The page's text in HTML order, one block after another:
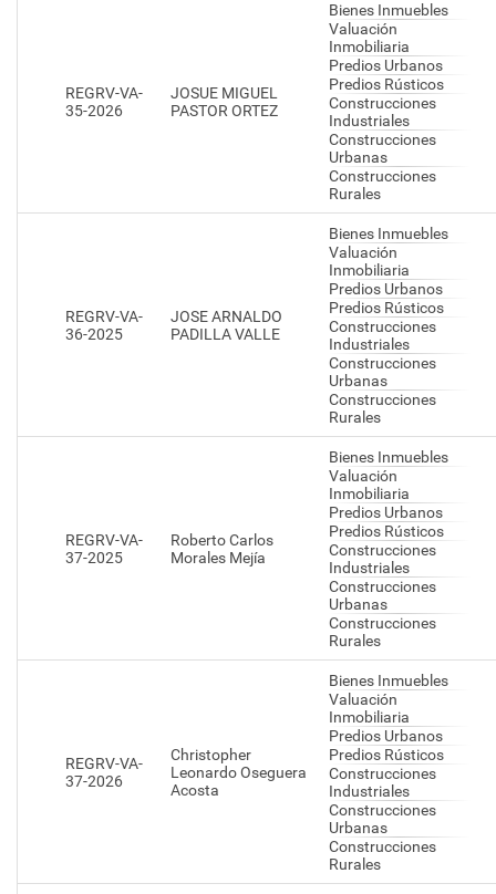
REGRV-VA-
35-2026
JOSUE MIGUEL
PASTOR ORTEZ
Bienes Inmuebles
Valuación
Inmobiliaria
Predios Urbanos
Predios Rústicos
Construcciones
Industriales
Construcciones
Urbanas
Construcciones
Rurales
REGRV-VA-
36-2025
JOSE ARNALDO
PADILLA VALLE
Bienes Inmuebles
Valuación
Inmobiliaria
Predios Urbanos
Predios Rústicos
Construcciones
Industriales
Construcciones
Urbanas
Construcciones
Rurales
REGRV-VA-
37-2025
Roberto Carlos
Morales Mejía
Bienes Inmuebles
Valuación
Inmobiliaria
Predios Urbanos
Predios Rústicos
Construcciones
Industriales
Construcciones
Urbanas
Construcciones
Rurales
REGRV-VA-
37-2026
Christopher
Leonardo Oseguera
Acosta
Bienes Inmuebles
Valuación
Inmobiliaria
Predios Urbanos
Predios Rústicos
Construcciones
Industriales
Construcciones
Urbanas
Construcciones
Rurales